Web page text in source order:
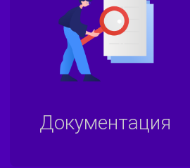
Документация